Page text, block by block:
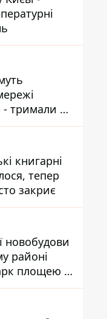
тримали 39
книгарні
тепер
закриє
новобудови
районі
площею в